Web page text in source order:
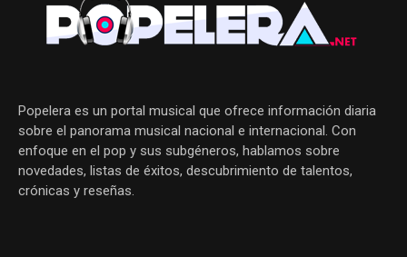
Popelera es un portal musical que ofrece información diaria
sobre el panorama musical nacional e internacional. Con
enfoque en el pop y sus subgéneros, hablamos sobre
novedades, listas de éxitos, descubrimiento de talentos,
crónicas y reseñas.